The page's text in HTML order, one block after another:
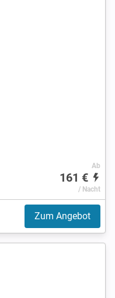
Ab
161 €
/ Nacht
Zum Angebot